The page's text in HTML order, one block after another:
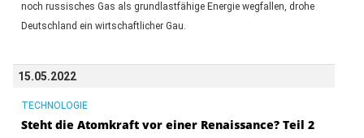
noch russisches Gas als grundlastfähige Energie wegfallen, drohe
Deutschland ein wirtschaftlicher Gau.
15.05.2022
TECHNOLOGIE
Steht die Atomkraft vor einer Renaissance? Teil 2